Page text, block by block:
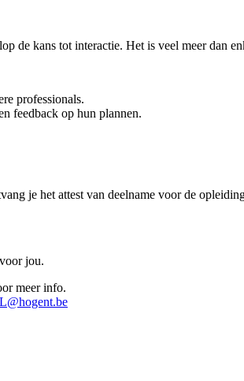
de kans tot interactie. Het is veel meer dan
professionals.
feedback op hun plannen.
je het attest van deelname voor de
jou.
meer info.